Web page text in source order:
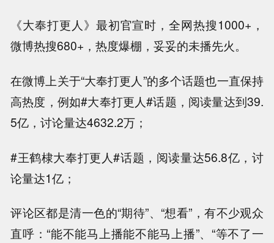
《大奉打更人》最初官宣时，全网热搜1000+，
微博热搜680+，热度爆棚，妥妥的未播先火。
在微博上关于“大奉打更人”的多个话题也一直保持
高热度，例如#大奉打更人#话题，阅读量达到39.
5亿，讨论量达4632.2万；
#王鹤棣大奉打更人#话题，阅读量达56.8亿，讨
论量达1亿；
评论区都是清一色的“期待”、“想看”，有不少观众
直呼：“能不能马上播能不能马上播”、“等不了一